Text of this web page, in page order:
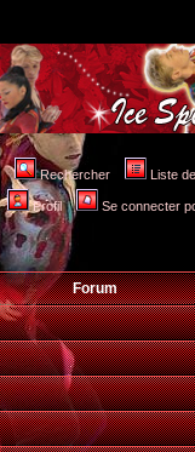
Rechercher Liste
Profil Se connecter
Forum